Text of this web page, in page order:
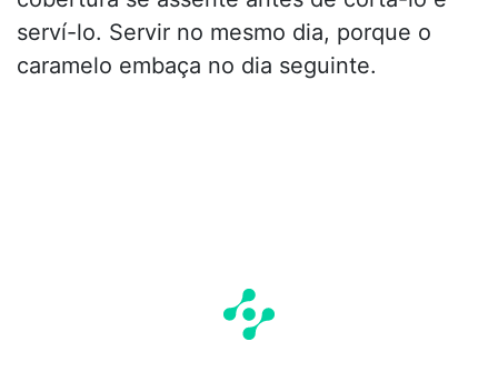
serví-lo. Servir no mesmo dia, porque o
caramelo embaça no dia seguinte.